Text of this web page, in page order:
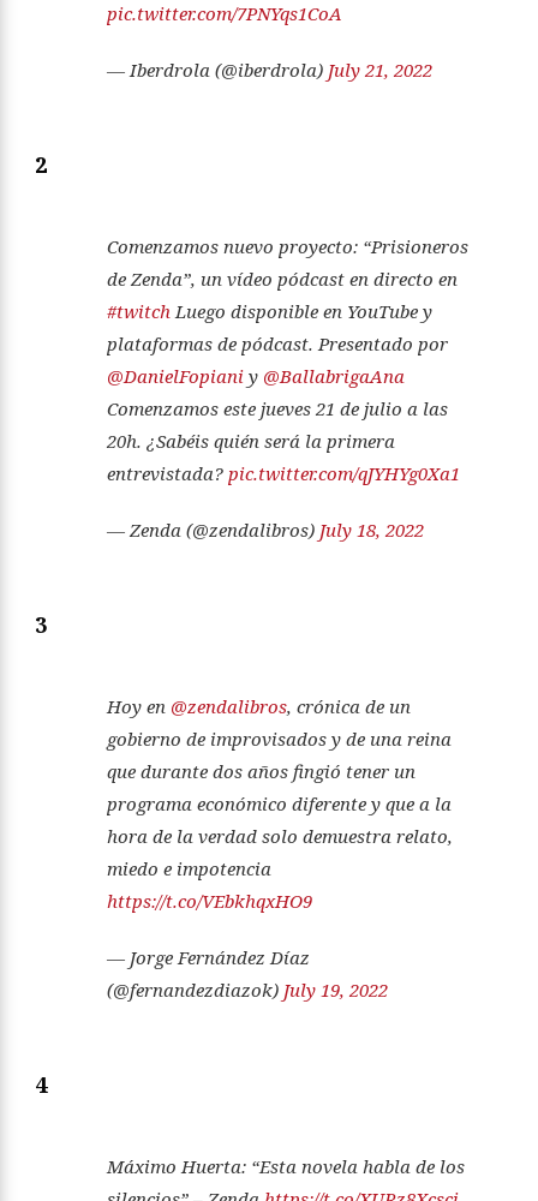
pic.twitter.com/7PNYqs1CoA
— Iberdrola (@iberdrola) July 21, 2022
2
Comenzamos nuevo proyecto: “Prisioneros
de Zenda”, un vídeo pódcast en directo en
#twitchLuego disponible en YouTube y
plataformas de pódcast. Presentado por
@DanielFopiani y @BallabrigaAna
Comenzamos este jueves 21 de julio a las
20h. ¿Sabéis quién será la primera
entrevistada? pic.twitter.com/qJYHYg0Xa1
— Zenda (@zendalibros) July 18, 2022
3
Hoy en @zendalibros, crónica de un
gobierno de improvisados y de una reina
que durante dos años fingió tener un
programa económico diferente y que a la
hora de la verdad solo demuestra relato,
miedo e impotencia
https://t.co/VEbkhqxHO9
— Jorge Fernández Díaz
(@fernandezdiazok) July 19, 2022
4
Máximo Huerta: “Esta novela habla de los